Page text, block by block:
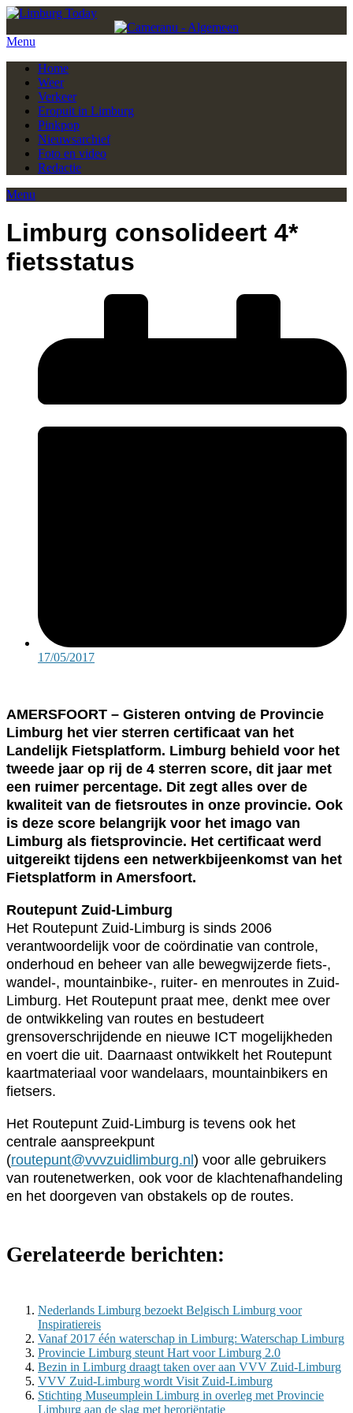
Menu
Home
Weer
Verkeer
Eropuit in Limburg
Pinkpop
Nieuwsarchief
Foto en video
Redactie
Menu
Limburg consolideert 4*
fietsstatus
17/05/2017
AMERSFOORT – Gisteren ontving de Provincie
Limburg het vier sterren certificaat van het
Landelijk Fietsplatform. Limburg behield voor het
tweede jaar op rij de 4 sterren score, dit jaar met
een ruimer percentage. Dit zegt alles over de
kwaliteit van de fietsroutes in onze provincie. Ook
is deze score belangrijk voor het imago van
Limburg als fietsprovincie. Het certificaat werd
uitgereikt tijdens een netwerkbijeenkomst van het
Fietsplatform in Amersfoort.
Routepunt Zuid-Limburg
Het Routepunt Zuid-Limburg is sinds 2006
verantwoordelijk voor de coördinatie van controle,
onderhoud en beheer van alle bewegwijzerde fiets-,
wandel-, mountainbike-, ruiter- en menroutes in Zuid-
Limburg. Het Routepunt praat mee, denkt mee over
de ontwikkeling van routes en bestudeert
grensoverschrijdende en nieuwe ICT mogelijkheden
en voert die uit. Daarnaast ontwikkelt het Routepunt
kaartmateriaal voor wandelaars, mountainbikers en
fietsers.
Het Routepunt Zuid-Limburg is tevens ook het
centrale aanspreekpunt
(routepunt@vvvzuidlimburg.nl) voor alle gebruikers
van routenetwerken, ook voor de klachtenafhandeling
en het doorgeven van obstakels op de routes.
Gerelateerde berichten:
Nederlands Limburg bezoekt Belgisch Limburg voor
Inspiratiereis
Vanaf 2017 één waterschap in Limburg: Waterschap Limburg
Provincie Limburg steunt Hart voor Limburg 2.0
Bezin in Limburg draagt taken over aan VVV Zuid-Limburg
VVV Zuid-Limburg wordt Visit Zuid-Limburg
Stichting Museumplein Limburg in overleg met Provincie
Limburg aan de slag met heroriëntatie